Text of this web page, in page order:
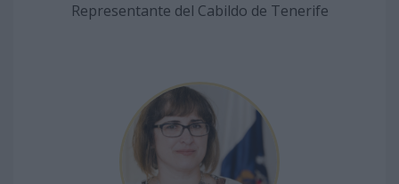
Representante del Cabildo de Tenerife